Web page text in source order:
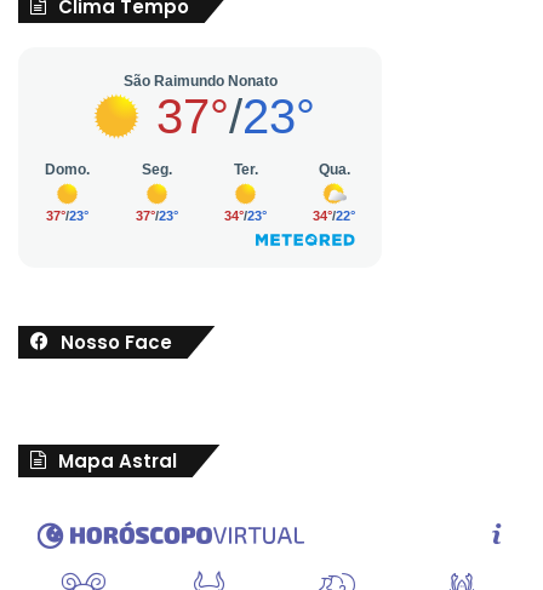
Clima Tempo
Nosso Face
Mapa Astral